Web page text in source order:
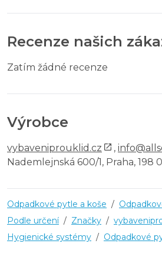
Recenze našich
Zatím žádné recenze
Výrobce
vybaveniprouklid.cz ,
Nademlejnská 600/1, Praha, 198
Odpadkové pytle a koše /
Podle určení / Značky /
Hygienické systémy / Odpadkové